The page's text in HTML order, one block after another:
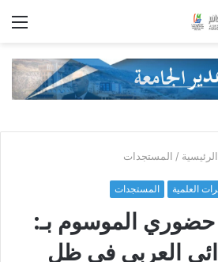
الرئيسية / المستجدات
العلمية المستجدات
الموسوم بـ:
العربي في ظل